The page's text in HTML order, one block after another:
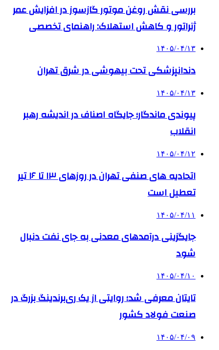
بررسی نقش روغن موتور گازسوز در افزایش عمر
ژنراتور و کاهش استهلاک: راهنمای تخصصی
۱۴۰۵/۰۴/۱۳
دندانپزشکی تحت بیهوشی در شرق تهران
۱۴۰۵/۰۴/۱۳
پیوندی ماندگار؛ جایگاه اصناف در اندیشه رهبر
انقلاب
۱۴۰۵/۰۴/۱۲
اتحادیه های صنفی تهران در روزهای ۱۳ تا ۱۶ تیر
تعطیل است
۱۴۰۵/۰۴/۱۱
جایگزینی درآمدهای معدنی به جای نفت دنبال
شود
۱۴۰۵/۰۴/۱۰
تایتان معرفی شد؛ روایتی از یک ری‌برندینگ بزرگ در
صنعت فولاد کشور
۱۴۰۵/۰۴/۰۹